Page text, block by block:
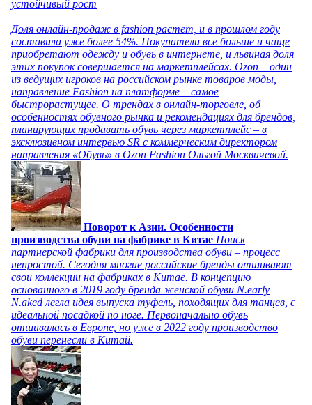
устойчивый рост
Доля онлайн-продаж в fashion растет, и в прошлом году
составила уже более 54%. Покупатели все больше и чаще
приобретают одежду и обувь в интернете, и львиная доля
этих покупок совершается на маркетплейсах. Ozon – один
из ведущих игроков на российском рынке товаров моды,
направление Fashion на платформе – самое
быстрорастущее. О трендах в онлайн-торговле, об
особенностях обувного рынка и рекомендациях для брендов,
планирующих продавать обувь через маркетплейс – в
эксклюзивном интервью SR с коммерческим директором
направления «Обувь» в Ozon Fashion Ольгой Москвичевой.
Поворот к Азии. Особенности
производства обуви на фабрике в Китае Поиск
партнерской фабрики для производства обуви – процесс
непростой. Сегодня многие российские бренды отшивают
свои коллекции на фабриках в Китае. В концепцию
основанного в 2019 году бренда женской обуви N.early
N.aked легла идея выпуска туфель, походящих для танцев, с
идеальной посадкой по ноге. Первоначально обувь
отшивалась в Европе, но уже в 2022 году производство
обуви перенесли в Китай.